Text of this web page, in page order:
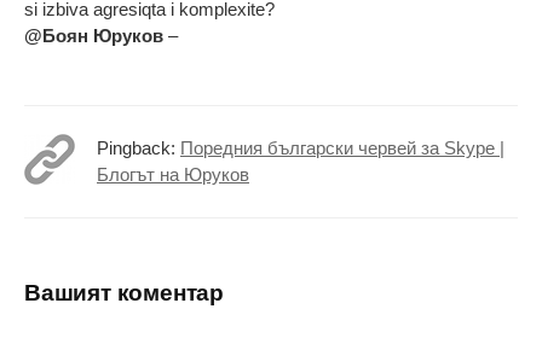
si izbiva agresiqta i komplexite?
@Боян Юруков –
Pingback: Поредния български червей за Skype |
Блогът на Юруков
Вашият коментар